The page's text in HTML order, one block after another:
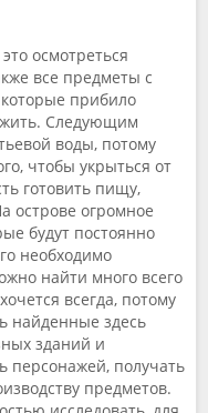
осмотреться
все предметы с
прибило
Следующим
воды, потому
чтобы укрыться от
готовить пищу,
острове огромное
будут постоянно
необходимо
найти много всего
всегда, потому
найденные здесь
зданий и
персонажей, получать
предметов.